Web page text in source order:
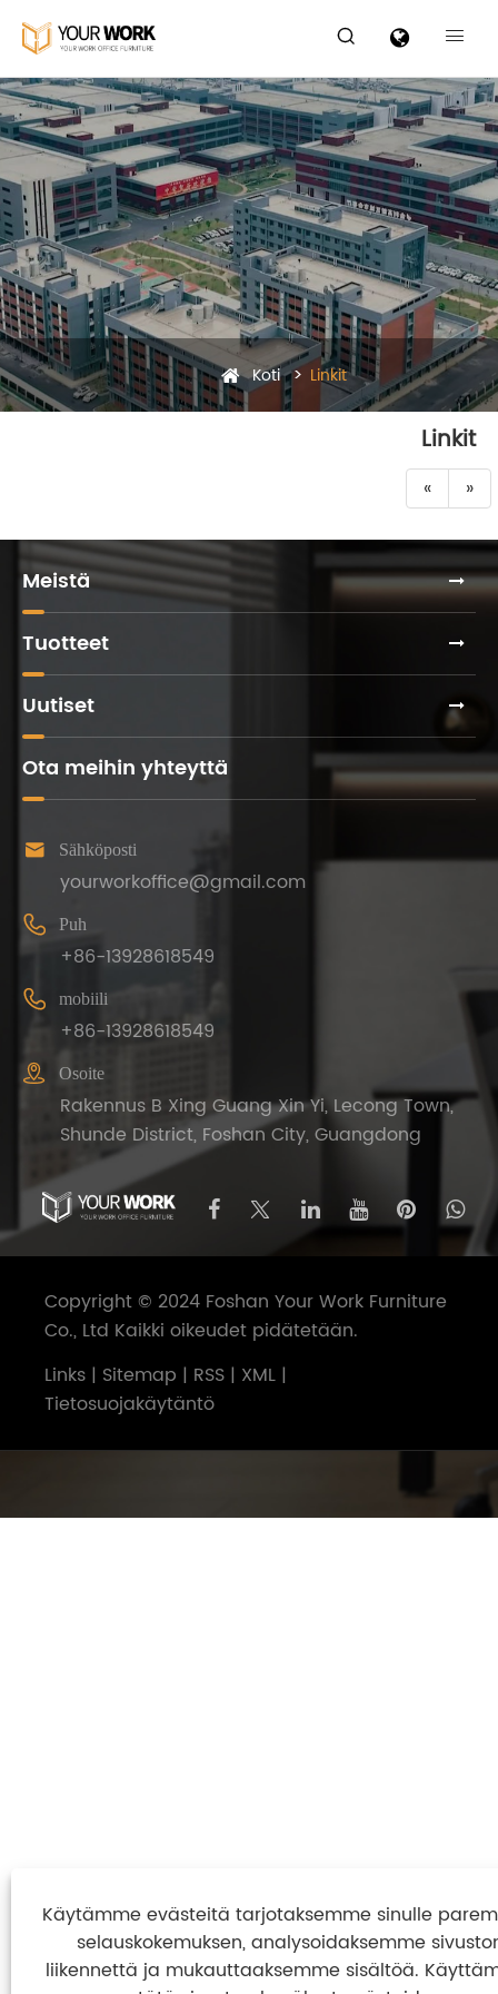
 
Koti Linkit
Linkit
« »
Meistä
Tuotteet
Uutiset
Ota meihin yhteyttä
 Sähköposti
yourworkoffice@gmail.com
 Puh
+86-13928618549
 mobiili
+86-13928618549
 Osoite
Rakennus B Xing Guang Xin Yi, Lecong Town,
Shunde District, Foshan City, Guangdong
Copyright © 2024 Foshan Your Work Furniture
Co., Ltd Kaikki oikeudet pidätetään.
Links | Sitemap | RSS | XML |
Tietosuojakäytäntö
Käytämme evästeitä tarjotaksemme sinulle
selauskokemuksen, analysoidaksemme
liikennettä ja mukauttaaksemme sisältöä.